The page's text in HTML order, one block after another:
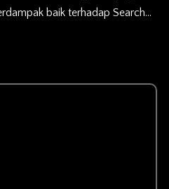
baik terhadap Search…